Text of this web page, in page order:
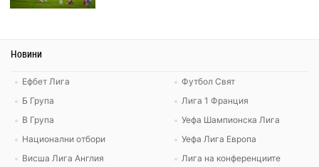
Новини
Ефбет Лига
Б Група
В Група
Национални отбори
Висша Лига Англия
Футбол Свят
Лига 1 Франция
Уефа Шампионска Лига
Уефа Лига Европа
Лига на конференциите